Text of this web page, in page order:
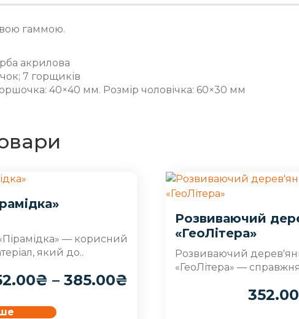
гаммою.
акрилова
7 горщиків
40×40 мм. Розмір чоловічка: 60×30 мм
— корисний
який до..
₴ – 385.00₴
Розвиваючий
«ГеоЛітера»
Розвиваючий
«ГеоЛітера» —
352.00